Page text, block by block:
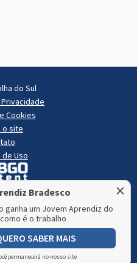
Bradesco
ganha um Jovem Aprendiz do
é o trabalho
SABER MAIS
permanecerá no nosso site
×
do Sul
Cookies
o site
de Uso
pelaLince , especialista em
de portais de notícias